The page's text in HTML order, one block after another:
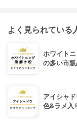
よく見られている
ホワイト
の多い市
アイシャ
色&ラメ入